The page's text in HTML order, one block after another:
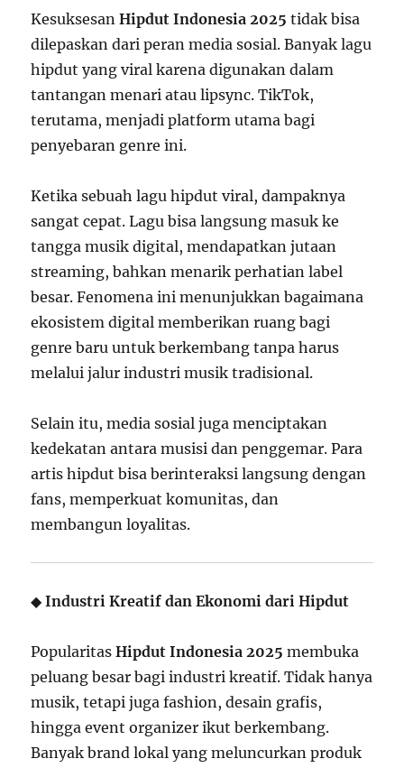
KesuksesanHipdut Indonesia 2025 tidak bisa
dilepaskan dari peran media sosial. Banyak lagu
hipdut yang viral karena digunakan dalam
tantangan menari atau lipsync. TikTok,
terutama, menjadi platform utama bagi
penyebaran genre ini.
Ketika sebuah lagu hipdut viral, dampaknya
sangat cepat. Lagu bisa langsung masuk ke
tangga musik digital, mendapatkan jutaan
streaming, bahkan menarik perhatian label
besar. Fenomena ini menunjukkan bagaimana
ekosistem digital memberikan ruang bagi
genre baru untuk berkembang tanpa harus
melalui jalur industri musik tradisional.
Selain itu, media sosial juga menciptakan
kedekatan antara musisi dan penggemar. Para
artis hipdut bisa berinteraksi langsung dengan
fans, memperkuat komunitas, dan
membangun loyalitas.
◆Industri Kreatif dan Ekonomi dari Hipdut
PopularitasHipdut Indonesia 2025 membuka
peluang besar bagi industri kreatif. Tidak hanya
musik, tetapi juga fashion, desain grafis,
hingga event organizer ikut berkembang.
Banyak brand lokal yang meluncurkan produk